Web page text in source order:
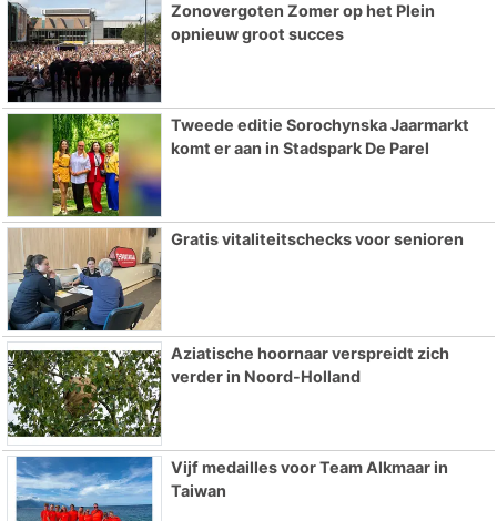
Zonovergoten Zomer op het Plein
opnieuw groot succes
Tweede editie Sorochynska Jaarmarkt
komt er aan in Stadspark De Parel
Gratis vitaliteitschecks voor senioren
Aziatische hoornaar verspreidt zich
verder in Noord-Holland
Vijf medailles voor Team Alkmaar in
Taiwan